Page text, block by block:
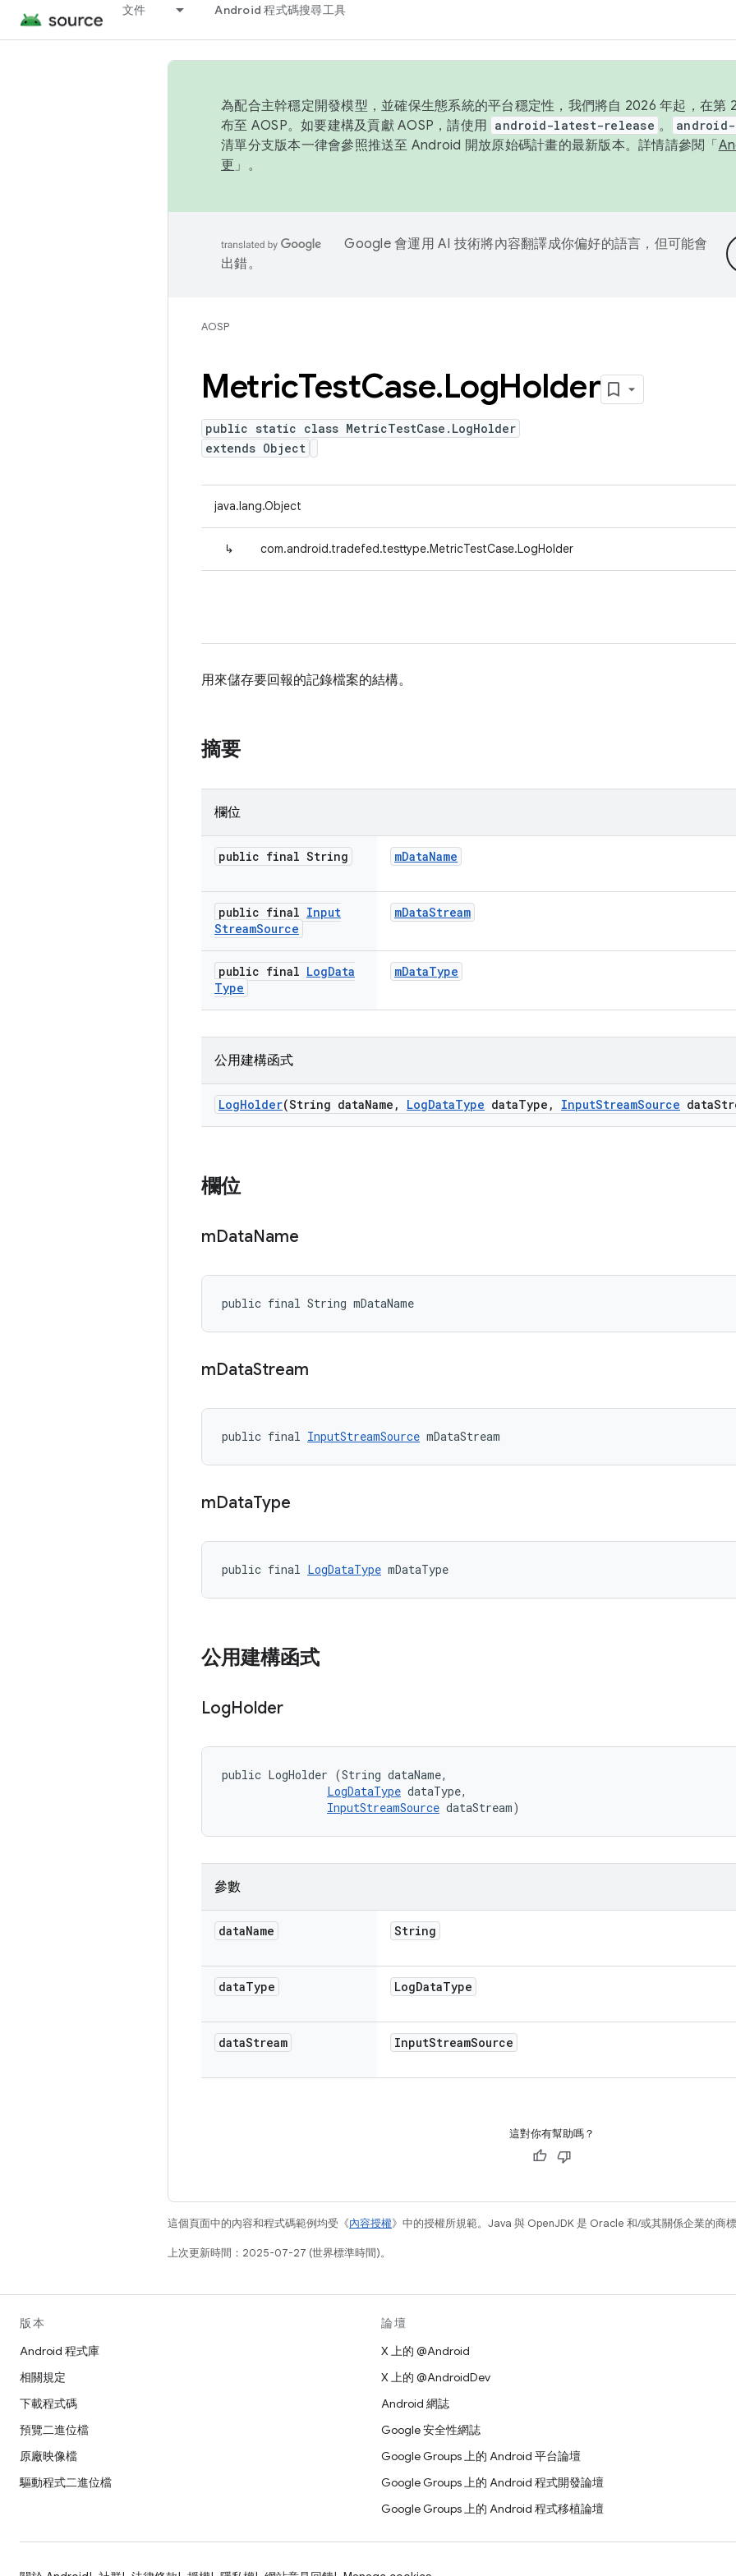
文件 Android 程式碼搜尋工具
為配合主幹穩定開發模型，並確保生態系統的平台穩定性，我們將自 2026 年起，在第
布至 AOSP。如要建構及貢獻 AOSP，請使用 android-latest-release 。
清單分支版本一律會參照推送至 Android 開放原始碼計畫的最新版本。詳情請參閱「
更 」。
Google 會運用 AI 技術將內容翻譯成你偏好的語言，但可能會
出錯。
AOSP
MetricTestCase.LogHolder
public static class MetricTestCase.LogHolder
extends Object
java.lang.Object
↳ com.android.tradefed.testtype.MetricTestCase.LogHolder
用來儲存要回報的記錄檔案的結構。
摘要
欄位
public final String mDataName
public final Input
StreamSource
mDataStream
public final LogData
Type
mDataType
公用建構函式
LogHolder(String dataName , LogDataType dataType , InputStreamSource data
欄位
mDataName
public final String mDataName
mDataStream
public final InputStreamSource mDataStream
mDataType
public final LogDataType mDataType
公用建構函式
LogHolder
public LogHolder (String dataName,
LogDataType dataType,
InputStreamSource dataStream)
參數
dataName String
dataType LogDataType
dataStream InputStreamSource
這對你有幫助嗎？
這個頁面中的內容和程式碼範例均受《內容授權》中的授權所規範。Java 與 OpenJDK 是 Oracle 和/或其關係企業的商
上次更新時間：2025-07-27 (世界標準時間)。
版本
Android 程式庫
相關規定
下載程式碼
預覽二進位檔
原廠映像檔
驅動程式二進位檔
論壇
X 上的 @Android
X 上的 @AndroidDev
Android 網誌
Google 安全性網誌
Google Groups 上的 Android 平台論壇
Google Groups 上的 Android 程式開發論壇
Google Groups 上的 Android 程式移植論壇